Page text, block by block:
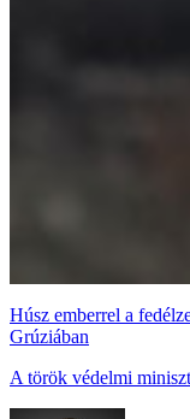
Húsz emberrel a
Grúziában
A török védelmi